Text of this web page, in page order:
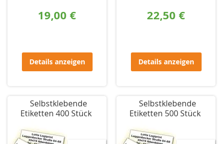
19,00 €
Details anzeigen
22,50 €
Details anzeigen
Selbstklebende
Etiketten 400 Stück
Selbstklebende
Etiketten 500 Stück